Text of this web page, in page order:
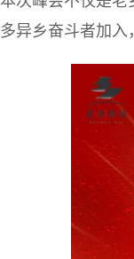
多异乡奋斗者加